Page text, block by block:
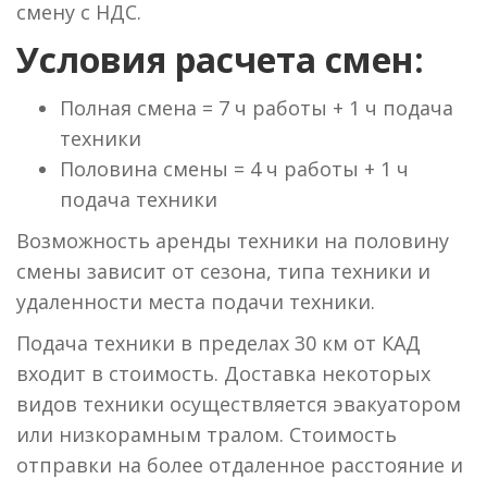
смену с НДС.
Условия расчета смен:
Полная смена = 7 ч работы + 1 ч подача
техники
Половина смены = 4 ч работы + 1 ч
подача техники
Возможность аренды техники на половину
смены зависит от сезона, типа техники и
удаленности места подачи техники.
Подача техники в пределах 30 км от КАД
входит в стоимость. Доставка некоторых
видов техники осуществляется эвакуатором
или низкорамным тралом. Стоимость
отправки на более отдаленное расстояние и